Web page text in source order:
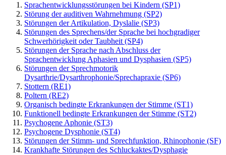
Sprachentwicklungsstörungen bei Kindern (SP1)
Störung der auditiven Wahrnehmung (SP2)
Störungen der Artikulation, Dyslalie (SP3)
Störungen des Sprechens/der Sprache bei hochgradiger
Schwerhörigkeit oder Taubheit (SP4)
Störungen der Sprache nach Abschluss der
Sprachentwicklung Aphasien und Dysphasien (SP5)
Störungen der Sprechmotorik
Dysarthrie/Dysarthrophonie/Sprechapraxie (SP6)
Stottern (RE1)
Poltern (RE2)
Organisch bedingte Erkrankungen der Stimme (ST1)
Funktionell bedingte Erkrankungen der Stimme (ST2)
Psychogene Aphonie (ST3)
Psychogene Dysphonie (ST4)
Störungen der Stimm- und Sprechfunktion, Rhinophonie (SF)
Krankhafte Störungen des Schluckaktes/Dysphagie